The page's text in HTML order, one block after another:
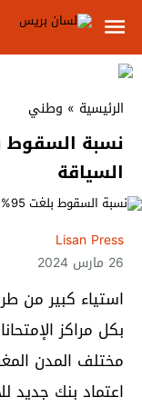
الرئيسية » وطني
السياقة
Lisan Press
26 مارس 2024
استياء كبير من
بكل مراكز
مختلف المدن
اعتماد بنك جديد